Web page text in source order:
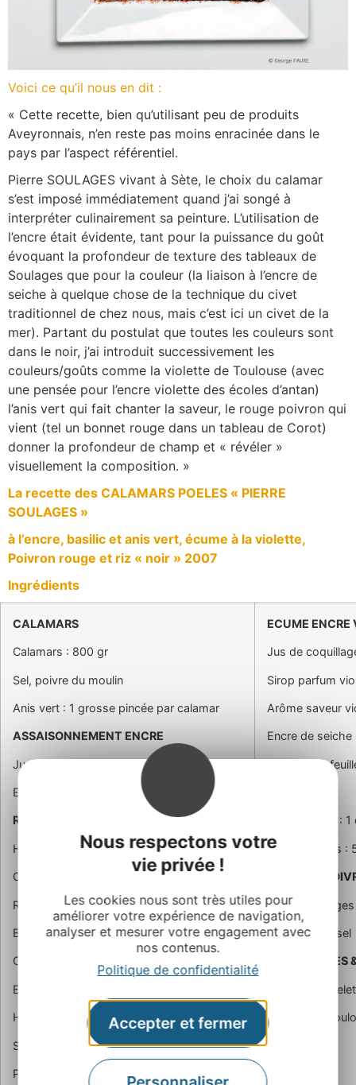
Nous respectons votre
vie privée !
Les cookies nous sont très utiles pour
améliorer votre expérience de navigation,
analyser et mesurer votre engagement avec
nos contenus.
Politique de confidentialité
Accepter et fermer
Voici ce qu’il nous en dit :
« Cette recette, bien qu’utilisant peu de produits
Aveyronnais, n’en reste pas moins enracinée dans le
pays par l’aspect référentiel.
Pierre SOULAGES vivant à Sète, le choix du calamar
s’est imposé immédiatement quand j’ai songé à
interpréter culinairement sa peinture. L’utilisation de
l’encre était évidente, tant pour la puissance du goût
évoquant la profondeur de texture des tableaux de
Soulages que pour la couleur (la liaison à l’encre de
seiche à quelque chose de la technique du civet
traditionnel de chez nous, mais c’est ici un civet de la
mer). Partant du postulat que toutes les couleurs sont
dans le noir, j’ai introduit successivement les
couleurs/goûts comme la violette de Toulouse (avec
une pensée pour l’encre violette des écoles d’antan)
l’anis vert qui fait chanter la saveur, le rouge poivron qui
vient (tel un bonnet rouge dans un tableau de Corot)
donner la profondeur de champ et « révéler »
visuellement la composition. »
La recette des CALAMARS POELES « PIERRE
SOULAGES »
à l’encre, basilic et anis vert, écume à la violette,
Poivron rouge et riz « noir » 2007
Ingrédients
CALAMARS
Calamars : 800 gr
Sel, poivre du moulin
Anis vert : 1 grosse pincée par calamar
ASSAISONNEMENT ENCRE
Jus basilic (voir bases) : 20 gr
Encre de seiche : 12 gr
RIZ A L’ENCRE
Huile d’olive : 1 cuil soupe
Oignons ciselés : 30 gr
Riz rond : 100 gr
Bouillon de crustacés : 200 gr
Crème liquide : 80 gr
Encre de seiche : 4 gr
Huile d’ail : 1 cuil café
Sel : 1 cuil café rase environ (selon jus)
Poivre : 4 tours
ECUME
Jus de
Sirop parfum
Arôme saveur
Encre de seiche
Gélatine : 2
Jus de citron :
Blancs d’œufs :
PURÉE DE
Poivrons rouges
Huile d’olive, sel
ACCESSOIRES
Piment
Violette de